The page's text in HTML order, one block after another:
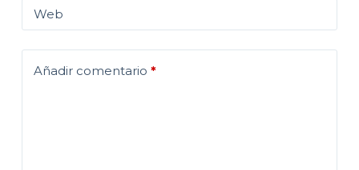
Web
Añadir comentario *